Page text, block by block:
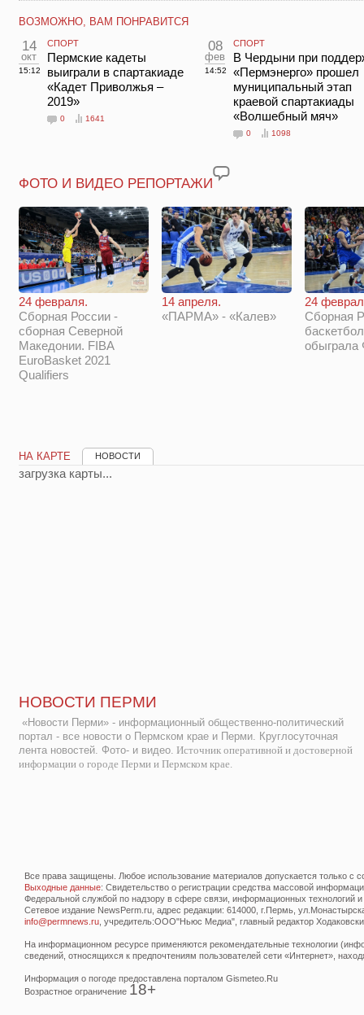
ВОЗМОЖНО, ВАМ ПОНРАВИТСЯ
14
окт
15:12
СПОРТ
Пермские кадеты
выиграли в спартакиаде
«Кадет Приволжья –
2019»
0 1641
08
фев
14:52
СПОРТ
В Чердыни при
«Пермэнерго» прошел
муниципальный этап
краевой спартакиады
«Волшебный мяч»
0 1098
ФОТО И ВИДЕО РЕПОРТАЖИ
24 февраля.
Сборная России -
сборная Северной
Македонии. FIBA
EuroBasket 2021
Qualifiers
14 апреля.
«ПАРМА» - «Калев»
24
Сборная
обыграла
НА КАРТЕ НОВОСТИ
загрузка карты...
НОВОСТИ ПЕРМИ
«Новости Перми» - информационный общественно-политический
портал - все новости о Пермском крае и Перми. Круглосуточная
лента новостей. Фото- и видео. Источник оперативной и достоверной
информации о городе Перми и Пермском крае.
Все права защищены. Любое использование материалов допускается только с
Выходные данные: Свидетельство о регистрации средства массовой
Федеральной службой по надзору в сфере связи, информационных технологий
Сетевое издание NewsPerm.ru, адрес редакции: 614000, г.Пермь,
info@permnews.ru , учредитель:ООО"Ньюс Медиа", главный редактор
На информационном ресурсе применяются рекомендательные технологии
сведений, относящихся к предпочтениям пользователей сети «Интернет»,
Информация о погоде предоставлена порталом Gismeteo.Ru
Возрастное ограничение 18+